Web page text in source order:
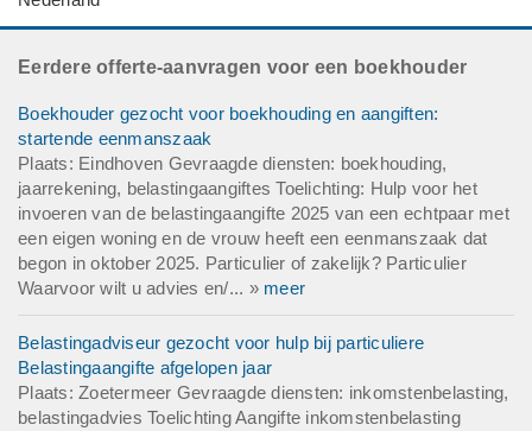
Eerdere offerte-aanvragen voor een boekhouder
Boekhouder gezocht voor boekhouding en aangiften:
startende eenmanszaak
Plaats: Eindhoven Gevraagde diensten: boekhouding,
jaarrekening, belastingaangiftes Toelichting: Hulp voor het
invoeren van de belastingaangifte 2025 van een echtpaar met
een eigen woning en de vrouw heeft een eenmanszaak dat
begon in oktober 2025. Particulier of zakelijk? Particulier
Waarvoor wilt u advies en/... » meer
Belastingadviseur gezocht voor hulp bij particuliere
Belastingaangifte afgelopen jaar
Plaats: Zoetermeer Gevraagde diensten: inkomstenbelasting,
belastingadvies Toelichting Aangifte inkomstenbelasting